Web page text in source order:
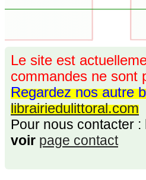
Le site est
commandes ne sont
Regardez nos autre
librairiedulittoral.com
Pour nous contacter :
voir page contact